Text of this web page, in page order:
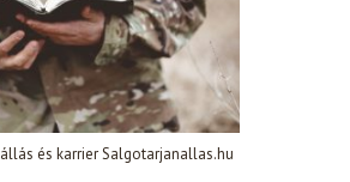
és karrier Salgotarjanallas.hu